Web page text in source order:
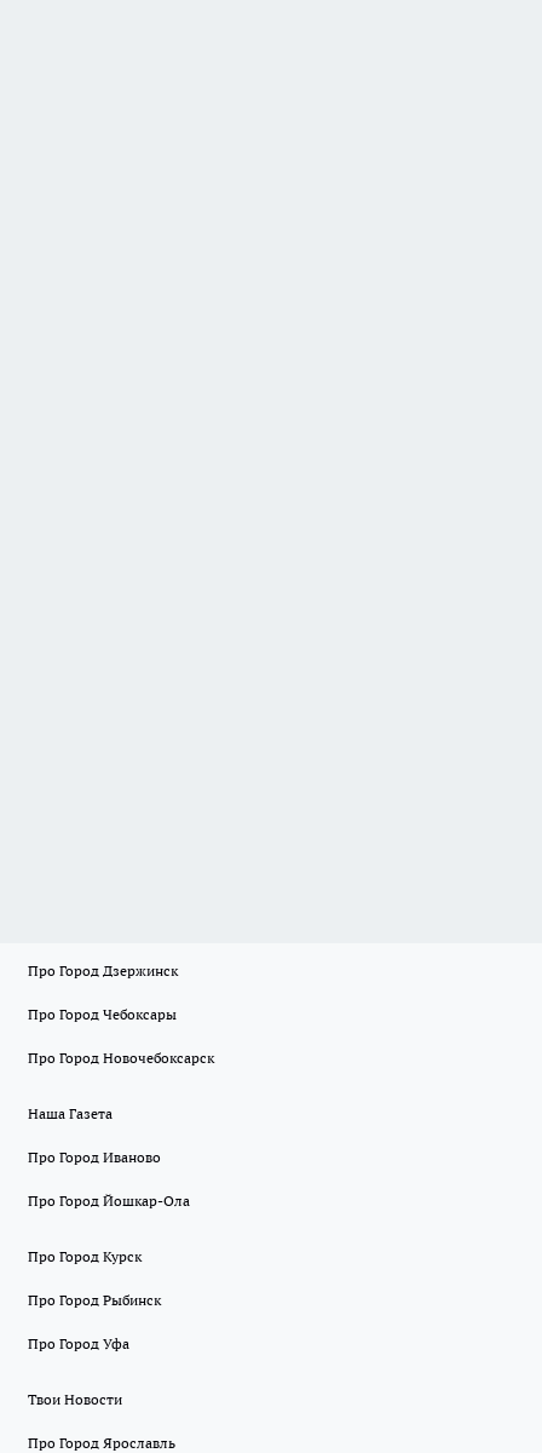
Про Город Дзержинск
Про Город Чебоксары
Про Город Новочебоксарск
Наша Газета
Про Город Иваново
Про Город Йошкар-Ола
Про Город Курск
Про Город Рыбинск
Про Город Уфа
Твои Новости
Про Город Ярославль